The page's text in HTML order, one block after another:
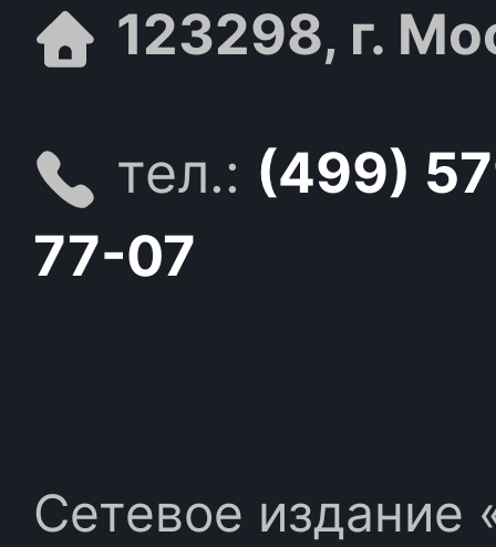
123298, г.
тел.: (499)
77-07
Сетевое издание